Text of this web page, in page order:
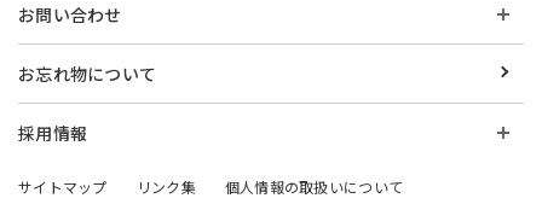
お問い合わせ
お忘れ物について
採用情報
サイトマップ リンク集 個人情報の取扱いについて